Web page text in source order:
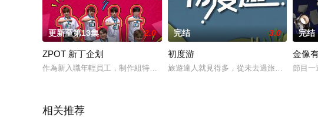
更新至第13集 2.0
ZPOT 新丁企划
作為新入職年輕員工，制作組特別為ZPOT 7子安排一系列新入職員工訓練，讓
完结 3.0
初度游
旅遊達人就見得多，從未去過旅行嘅人上旅
完结
金像
節目一
相关推荐